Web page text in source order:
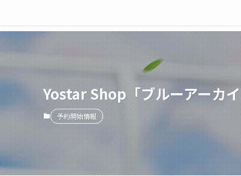
Yostar Shop「ブルーアーカ
予約開始情報